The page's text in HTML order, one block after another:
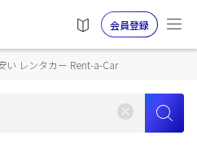
会員登録
い レンタカー Rent-a-Car